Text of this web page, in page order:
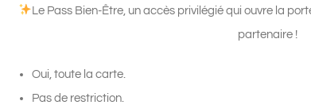
Le Pass Bien-Être, un accès privilégié qui ouvre la
partenaire !
Oui, toute la carte.
Pas de restriction.